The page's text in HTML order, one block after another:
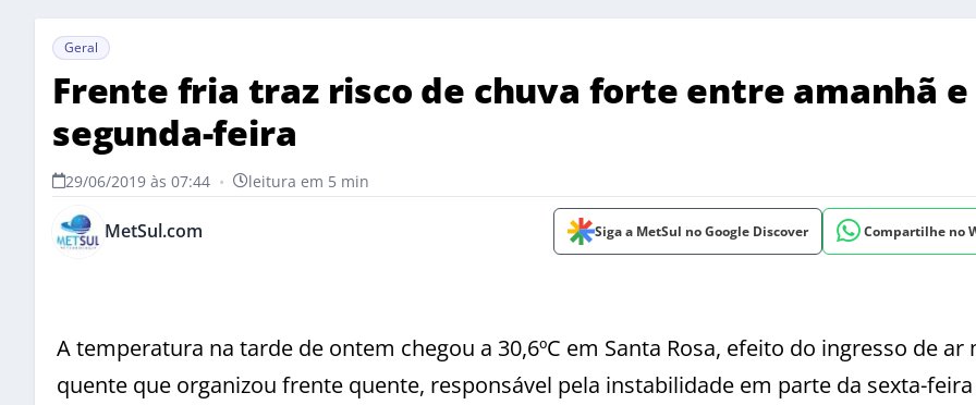
Geral
Frente fria traz risco de chuva forte entre amanhã e
segunda-feira
29/06/2019 às 07:44 • leitura em 5 min
MetSul.com Siga a MetSul no Google Discover Compartilhe no
A temperatura na tarde de ontem chegou a 30,6ºC em Santa Rosa, efeito do ingresso de ar
quente que organizou frente quente, responsável pela instabilidade em parte da sexta-